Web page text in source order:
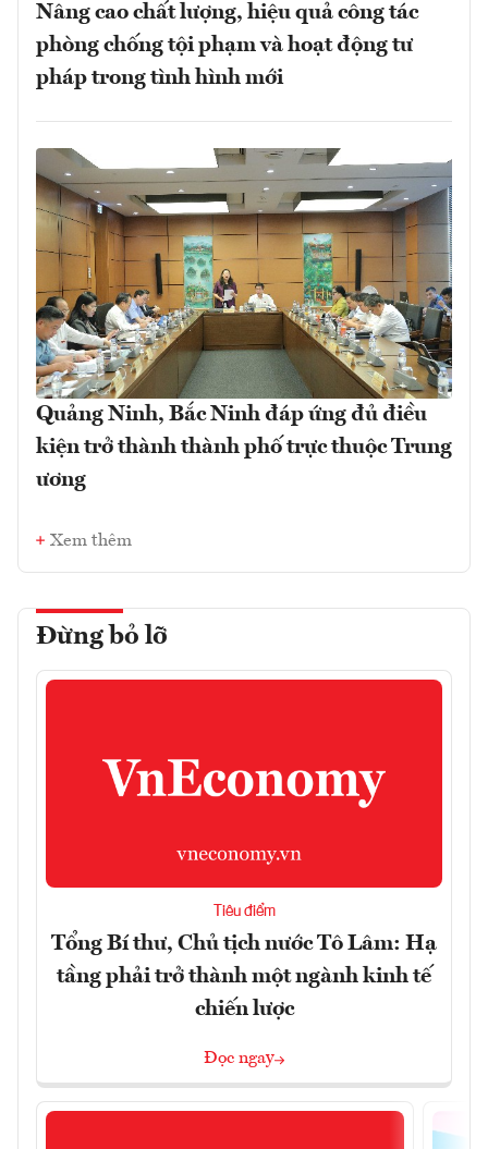
Nâng cao chất lượng, hiệu quả công tác
phòng chống tội phạm và hoạt động tư
pháp trong tình hình mới
Quảng Ninh, Bắc Ninh đáp ứng đủ điều
kiện trở thành thành phố trực thuộc Trung
ương
Xem thêm
Đừng bỏ lỡ
Tiêu điểm
Tổng Bí thư, Chủ tịch nước Tô Lâm: Hạ
tầng phải trở thành một ngành kinh tế
chiến lược
Đọc ngay